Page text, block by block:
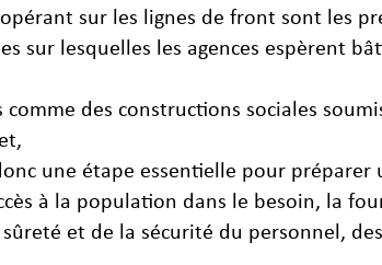
sur les lignes de front sont les
sur lesquelles les agences espèrent
des constructions sociales
une étape essentielle pour
à la population dans le besoin, la
et de la sécurité du personnel,